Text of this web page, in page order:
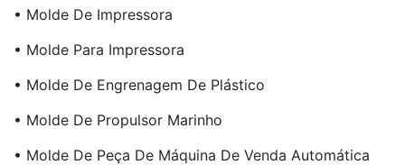
• Molde De Impressora
• Molde Para Impressora
• Molde De Engrenagem De Plástico
• Molde De Propulsor Marinho
• Molde De Peça De Máquina De Venda Automática